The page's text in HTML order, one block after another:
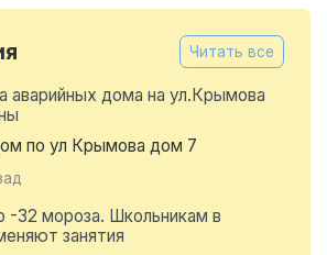
Читать все
аварийных дома на ул.Крымова
по ул Крымова дом 7
-32 мороза. Школьникам в
занятия